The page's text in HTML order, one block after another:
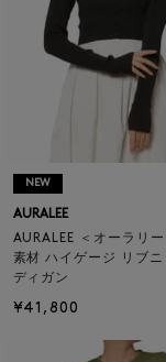
NEW
AURALEE
AURALEE ＜オーラリ
素材 ハイゲージ リブニ
ディガン
¥41,800